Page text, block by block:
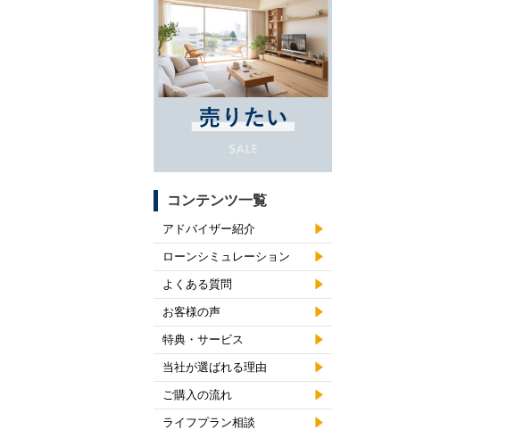
コンテンツ一覧
アドバイザー紹介
ローンシミュレーション
よくある質問
お客様の声
特典・サービス
当社が選ばれる理由
ご購入の流れ
ライフプラン相談